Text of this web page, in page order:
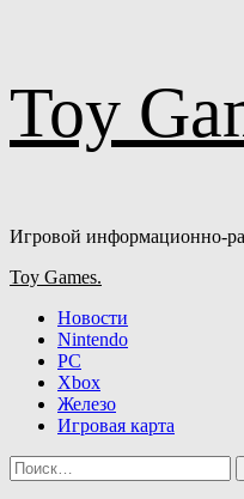
к
содержимому
Toy
Игровой информационно-
Основное
Toy Games.
Новости
Nintendo
PC
Xbox
Железо
Игровая карта
Найти: